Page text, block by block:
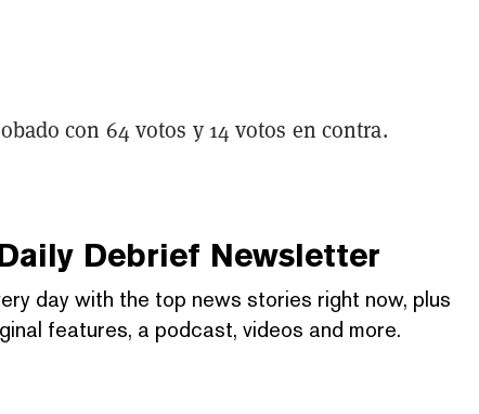
con 64 votos y 14 votos en contra.
Debrief Newsletter
day with the top news stories right now, plus
features, a podcast, videos and more.